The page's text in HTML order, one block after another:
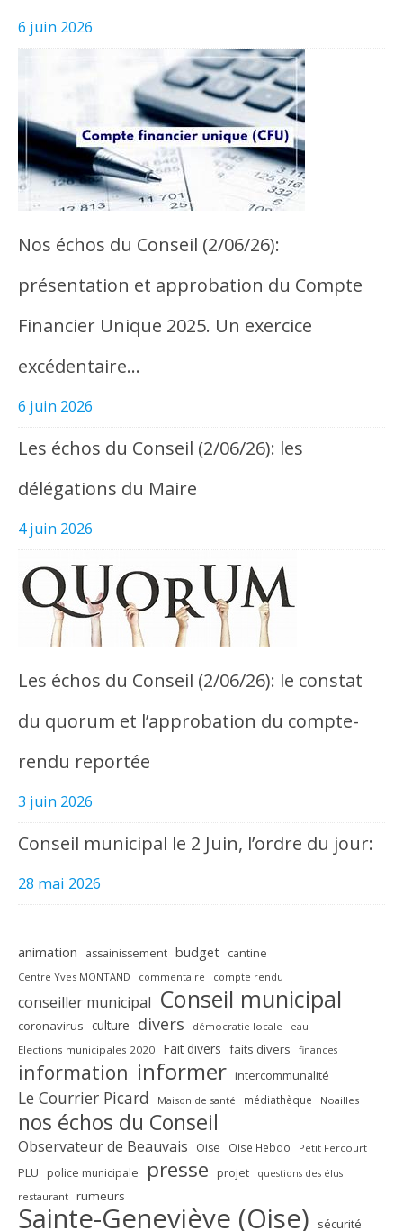
6 juin 2026
Nos échos du Conseil (2/06/26):
présentation et approbation du Compte
Financier Unique 2025. Un exercice
excédentaire…
6 juin 2026
Les échos du Conseil (2/06/26): les
délégations du Maire
4 juin 2026
Les échos du Conseil (2/06/26): le constat
du quorum et l’approbation du compte-
rendu reportée
3 juin 2026
Conseil municipal le 2 Juin, l’ordre du jour:
28 mai 2026
animation assainissement budget cantine
Centre Yves MONTAND commentaire compte rendu
conseiller municipal Conseil municipal
coronavirus culture divers démocratie locale eau
Elections municipales 2020 Fait divers faits divers finances
information informer intercommunalité
Le Courrier Picard Maison de santé médiathèque Noailles
nos échos du Conseil
Observateur de Beauvais Oise Oise Hebdo Petit Fercourt
PLU police municipale presse projet questions des élus
restaurant rumeurs
Sainte-Geneviève (Oise) sécurité